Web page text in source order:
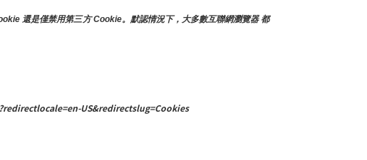
還是僅禁用第三方 Cookie。默認情況下，大多數互聯網瀏覽器 都
US&redirectslug=Cookies